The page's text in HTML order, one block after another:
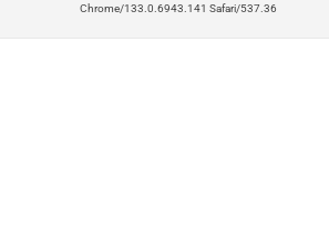
Chrome/133.0.6943.141 Safari/537.36